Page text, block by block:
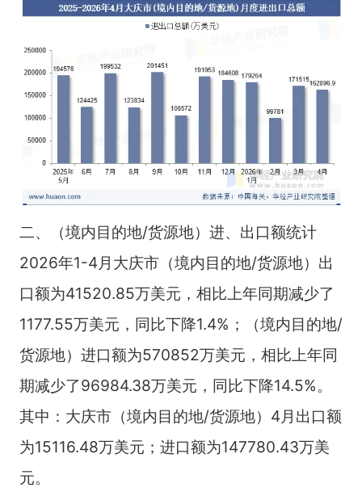
二、（境内目的地/货源地）进、出口额统计
2026年1-4月大庆市（境内目的地/货源地）出
口额为41520.85万美元，相比上年同期减少了
1177.55万美元，同比下降1.4%；（境内目的地/
货源地）进口额为570852万美元，相比上年同
期减少了96984.38万美元，同比下降14.5%。
其中：大庆市（境内目的地/货源地）4月出口额
为15116.48万美元；进口额为147780.43万美
元。